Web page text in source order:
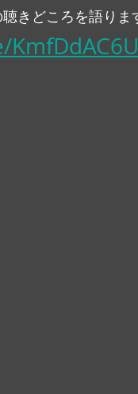
きどころを語りま